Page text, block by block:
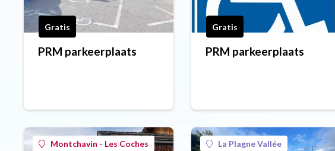
Gratis
PRM parkeerplaats
Gratis
PRM parkeerplaats
Montchavin - Les Coches La Plagne Vallée